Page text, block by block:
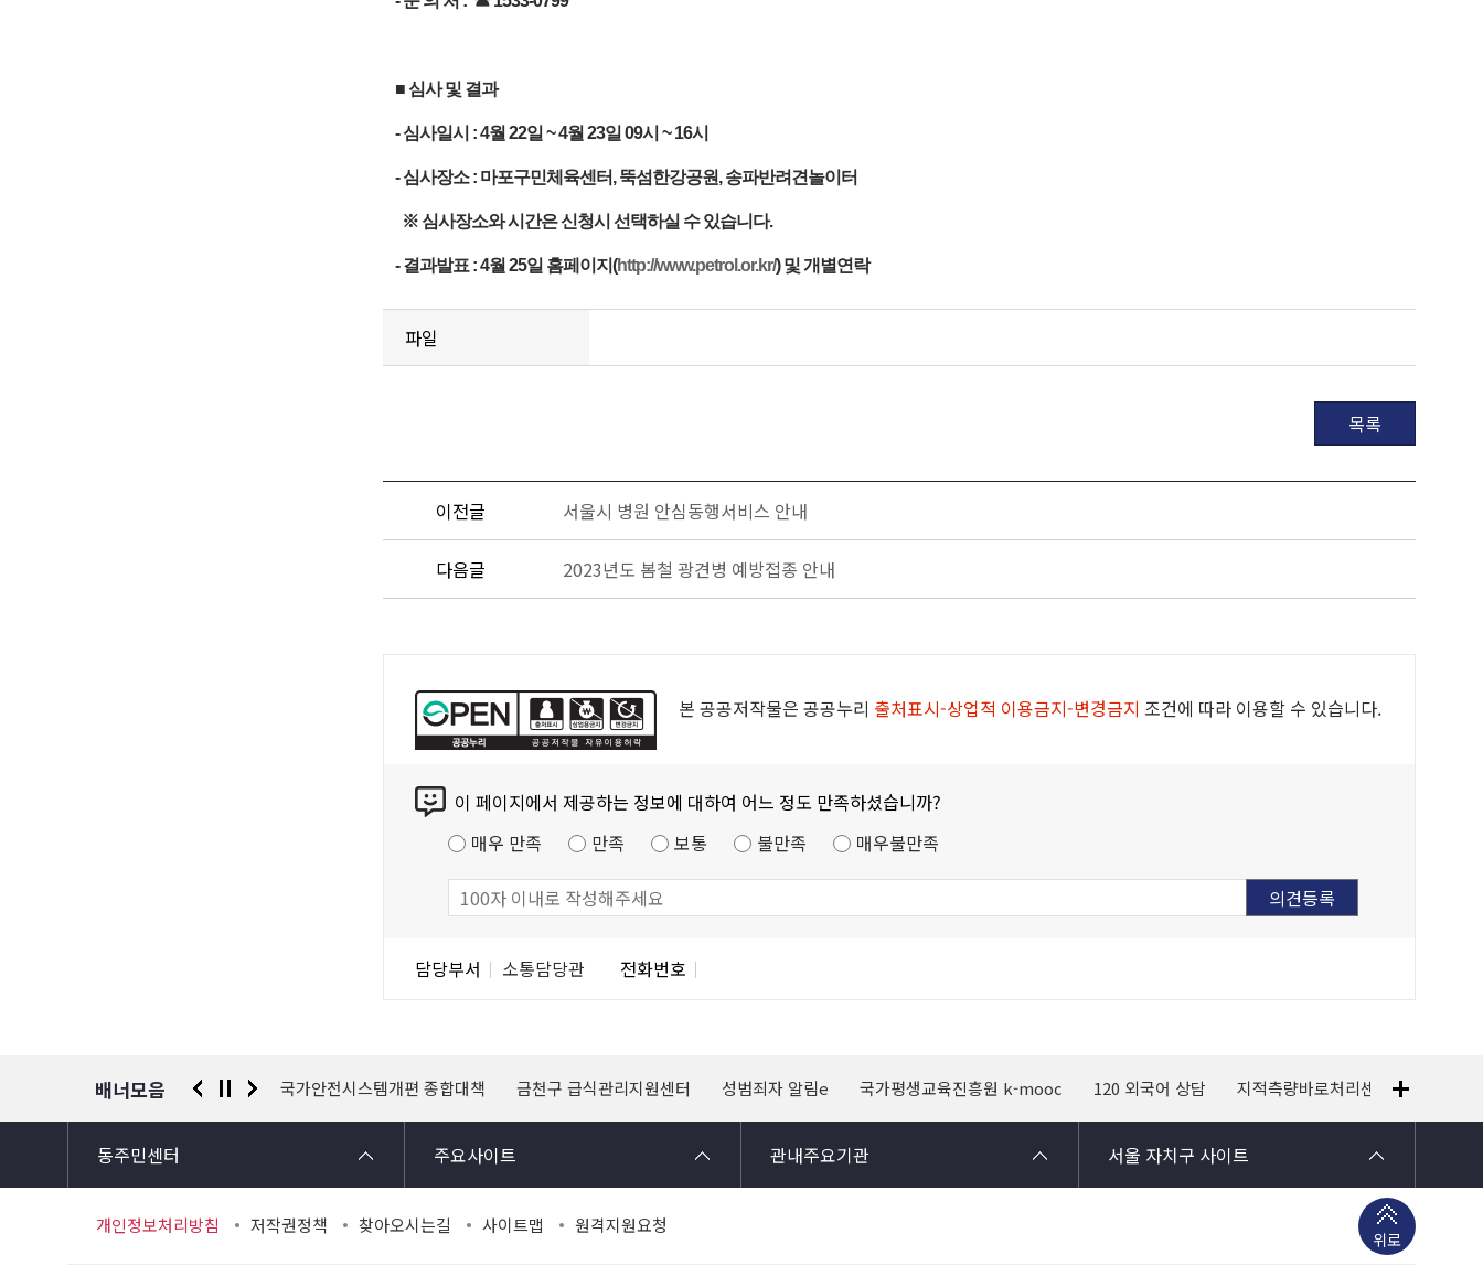
■ 심사 및 결과
- 심사일시 : 4월 22일 ~ 4월 23일 09시 ~ 16시
- 심사장소 : 마포구민체육센터, 뚝섬한강공원, 송파반려견놀이터
※ 심사장소와 시간은 신청시 선택하실 수 있습니다.
- 결과발표 : 4월 25일 홈페이지(http://www.petrol.or.kr/) 및 개별연락
파일
목록
이전글 서울시 병원 안심동행서비스 안내
다음글 2023년도 봄철 광견병 예방접종 안내
본 공공저작물은 공공누리 출처표시-상업적 이용금지-변경금지 조건에 따라 이용할 수 있습니다.
이 페이지에서 제공하는 정보에 대하여 어느 정도 만족하셨습니까?
매우 만족
만족 보통 불만족 매우불만족
담당부서 소통담당관 전화번호
배너모음
금천구 자원봉사센터 국가안전시스템개편 종합대책 금천구 급식관리지원센터 성범죄자 알림e 국가평생교육진흥원 k-mooc 120 외국어 상담 지적측량바로처리센터
동주민센터 주요사이트 관내주요기관 서울 자치구 사이트
개인정보처리방침 저작권정책 찾아오시는길 사이트맵 원격지원요청
위로